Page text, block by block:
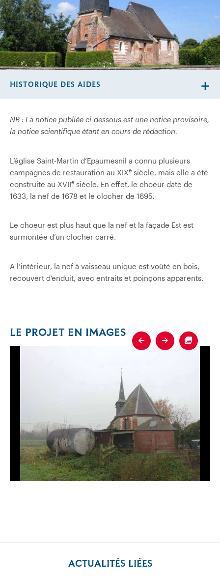
NB : La notice publiée ci-dessous est une notice provisoire,
la notice scientifique étant en cours de rédaction.
L’église Saint-Martin d’Epaumesnil a connu plusieurs
campagnes de restauration au XIXe siècle, mais elle a été
construite au XVIIe siècle. En effet, le choeur date de
1633, la nef de 1678 et le clocher de 1695.
Le choeur est plus haut que la nef et la façade Est est
surmontée d’un clocher carré.
A l’intérieur, la nef à vaisseau unique est voûté en bois,
recouvert d’enduit, avec entraits et poinçons apparents.
HISTORIQUE DES AIDES
LE PROJET EN IMAGES
Previous
Next
ACTUALITÉS LIÉES